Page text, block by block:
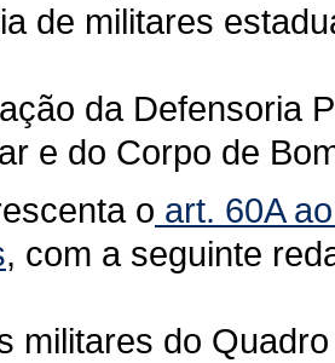
de militares
da Defensoria
e do Corpo de
o art. 60A
, com a seguinte
militares do